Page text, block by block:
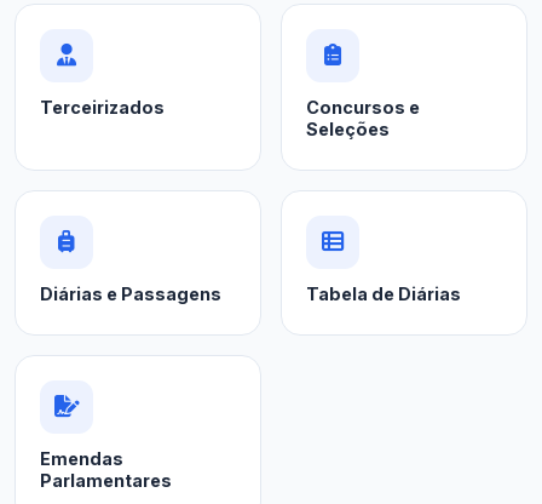
Terceirizados
Concursos e
Seleções
Diárias e Passagens Tabela de Diárias
Emendas
Parlamentares